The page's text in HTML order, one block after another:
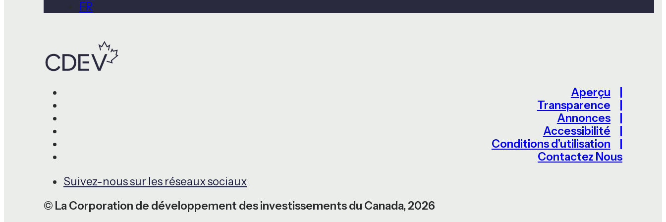
FR
Aperçu
Transparence
Annonces
Accessibilité
Conditions d’utilisation
Contactez Nous
Suivez-nous sur les réseaux sociaux
© La Corporation de développement des investissements du Canada, 2026